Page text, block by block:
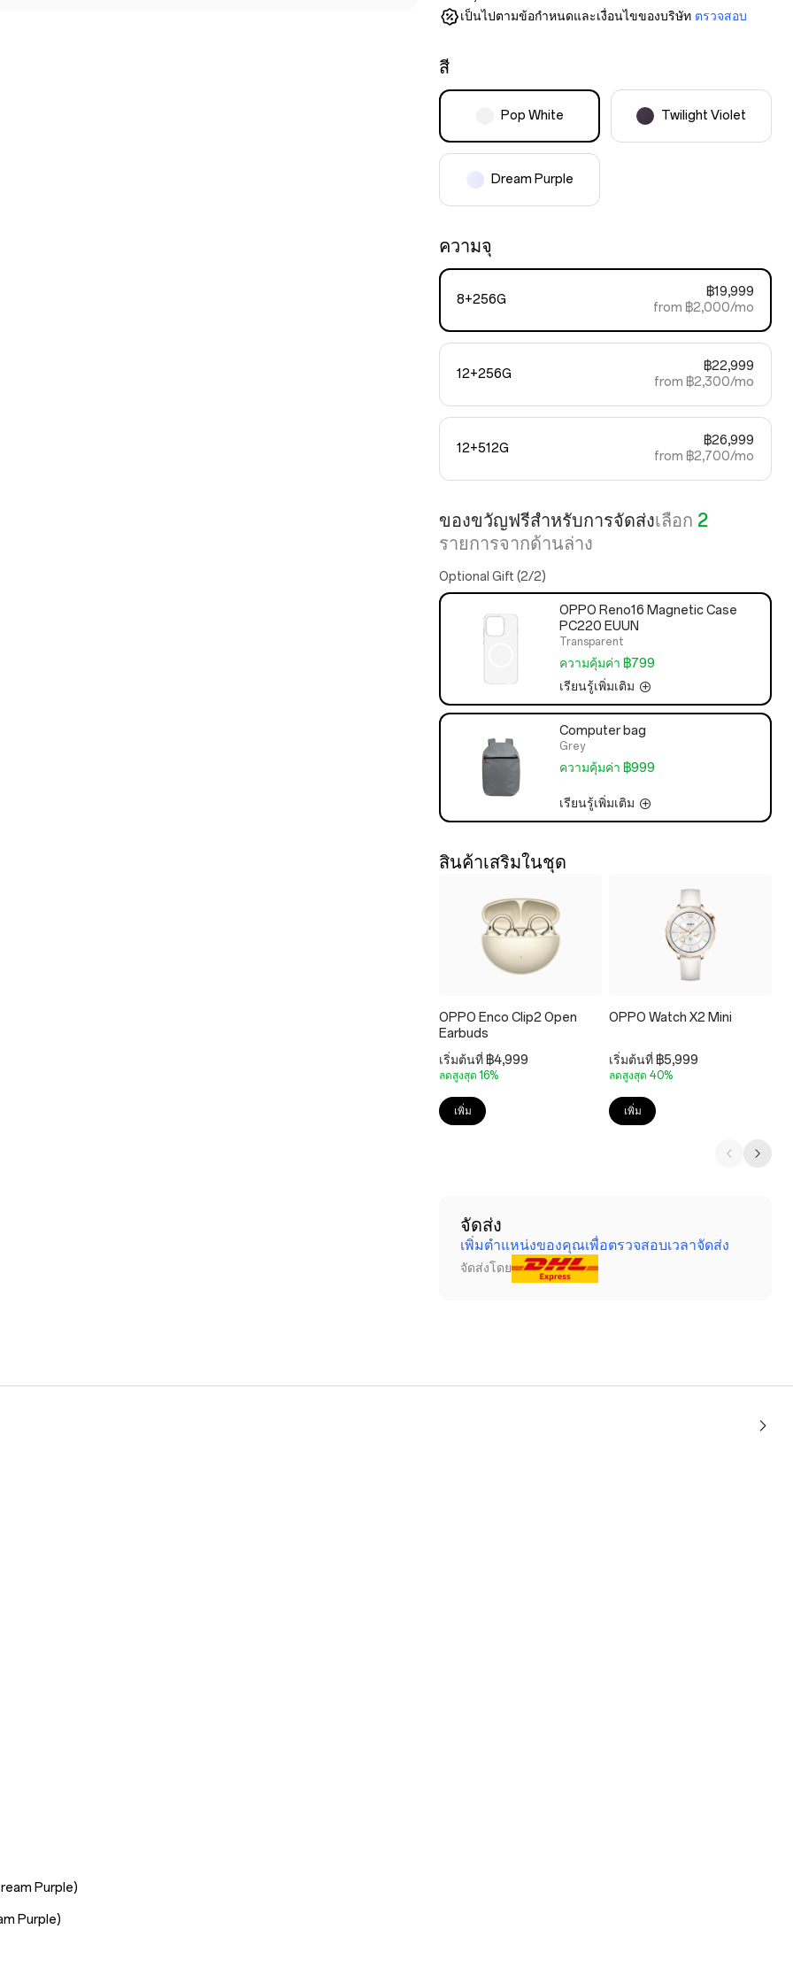
เป็นไปตามข้อกำหนดและเงื่อนไขของบริษัท ตรวจสอบ
สี
Pop White Twilight Violet
Dream Purple
ความจุ
8+256G
฿19,999
from ฿2,000/mo
12+256G
฿22,999
from ฿2,300/mo
12+512G
฿26,999
from ฿2,700/mo
ของขวัญฟรีสำหรับการจัดส่งเลือก 2
รายการจากด้านล่าง
Optional Gift (2/2)
OPPO Reno16 Magnetic Case
PC220 EUUN
Transparent
ความคุ้มค่า ฿799
เรียนรู้เพิ่มเติม
Computer bag
Grey
ความคุ้มค่า ฿999
เรียนรู้เพิ่มเติม
สินค้าเสริมในชุด
OPPO Enco Clip2 Open
Earbuds
เริ่มต้นที่ ฿4,999
ลดสูงสุด 16%
เพิ่ม
OPPO Watch X2 Mini
เริ่มต้นที่ ฿5,999
ลดสูงสุด 40%
เพิ่ม
จัดส่ง
เพิ่มตำแหน่งของคุณเพื่อตรวจสอบเวลาจัดส่ง
จัดส่งโดย
Purple)
Purple)